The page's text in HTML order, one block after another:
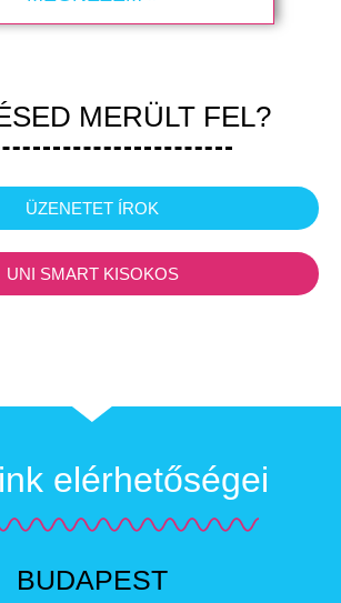
MERÜLT FEL?
ÜZENETET ÍROK
UNI SMART KISOKOS
elérhetőségei
BUDAPEST